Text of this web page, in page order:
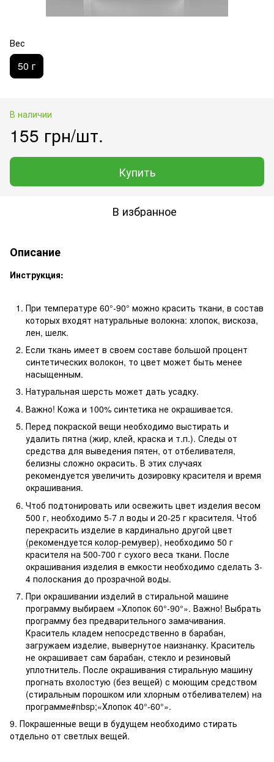
Вес
50 г
В наличии
155 грн/шт.
Купить
В избранное
Описание
Инструкция:
При температуре 60°-90° можно красить ткани, в состав
которых входят натуральные волокна: хлопок, вискоза,
лен, шелк.
Если ткань имеет в своем составе большой процент
синтетических волокон, то цвет может быть менее
насыщенным.
Натуральная шерсть может дать усадку.
Важно! Кожа и 100% синтетика не окрашивается.
Перед покраской вещи необходимо выстирать и
удалить пятна (жир, клей, краска и т.п.). Следы от
средства для выведения пятен, от отбеливателя,
белизны сложно окрасить. В этих случаях
рекомендуется увеличить дозировку красителя и время
окрашивания.
Чтоб подтонировать или освежить цвет изделия весом
500 г, необходимо 5-7 л воды и 20-25 г красителя. Чтоб
перекрасить изделие в кардинально другой цвет
(рекомендуется колор-ремувер), необходимо 50 г
красителя на 500-700 г сухого веса ткани. После
окрашивания изделия в емкости необходимо сделать 3-
4 полоскания до прозрачной воды.
При окрашивании изделий в стиральной машине
программу выбираем «Хлопок 60°-90°». Важно! Выбрать
программу без предварительного замачивания.
Краситель кладем непосредственно в барабан,
загружаем изделие, вывернутое наизнанку. Краситель
не окрашивает сам барабан, стекло и резиновый
уплотнитель. После окрашивания стиральную машину
прогнать вхолостую (без вещей) с моющим средством
(стиральным порошком или хлорным отбеливателем) на
программе#nbsp;«Хлопок 40°-60°».
9. Покрашенные вещи в будущем необходимо стирать
отдельно от светлых вещей.